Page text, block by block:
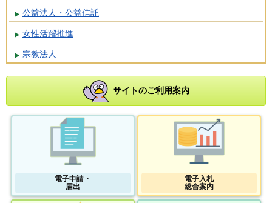
公益法人・公益信託
女性活躍推進
宗教法人
サイトのご利用案内
電子申請・
届出
電子入札
総合案内